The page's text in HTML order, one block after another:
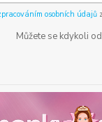
osobních údajů
Můžete se kdykoli